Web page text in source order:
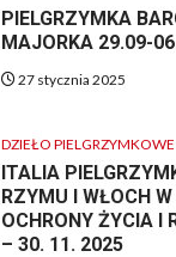
PIELGRZYMKA
MAJORKA 29.09-
27 stycznia 2025
DZIEŁO PIELGRZYMKOWE
ITALIA
RZYMU I WŁOCH
OCHRONY ŻYCIA I
– 30. 11. 2025